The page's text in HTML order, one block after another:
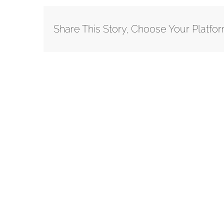
Share This Story, Choose Your